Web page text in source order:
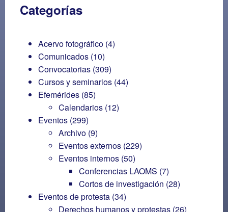
Categorías
Acervo fotográfico (4)
Comunicados (10)
Convocatorias (309)
Cursos y seminarios (44)
Efemérides (85)
Calendarios (12)
Eventos (299)
Archivo (9)
Eventos externos (229)
Eventos internos (50)
Conferencias LAOMS (7)
Cortos de investigación (28)
Eventos de protesta (34)
Derechos humanos y protestas (26)